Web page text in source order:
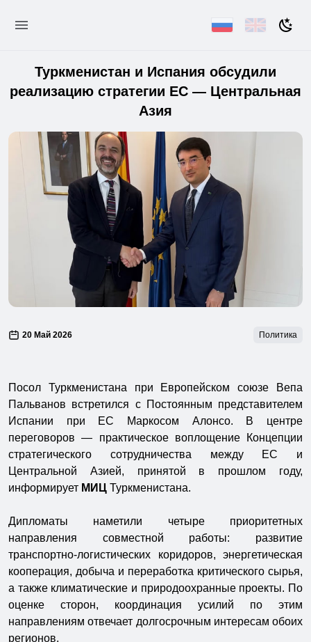
Туркменистан и Испания обсудили
реализацию стратегии ЕС — Центральная
Азия
20 Май 2026 Политика
Посол Туркменистана при Европейском союзе Вепа
Пальванов встретился с Постоянным представителем
Испании при ЕС Маркосом Алонсо. В центре
переговоров — практическое воплощение Концепции
стратегического сотрудничества между ЕС и
Центральной Азией, принятой в прошлом году,
информирует МИЦ Туркменистана.
Дипломаты наметили четыре приоритетных
направления совместной работы: развитие
транспортно-логистических коридоров, энергетическая
кооперация, добыча и переработка критического сырья,
а также климатические и природоохранные проекты. По
оценке сторон, координация усилий по этим
направлениям отвечает долгосрочным интересам обоих
регионов.